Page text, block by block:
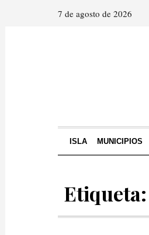
7 de agosto de 2026
ISLA MUNICIPIOS